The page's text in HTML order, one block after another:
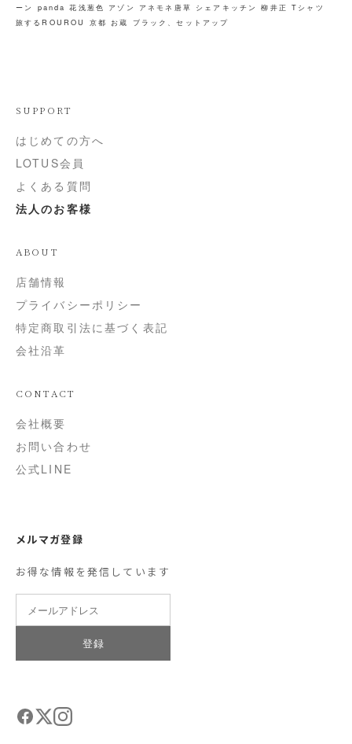
ーン
panda 花浅葱色 アゾン アネモネ唐草 シェアキッチン 柳井正 Tシャツ
旅するROUROU 京都 お蔵
ブラック、セットアップ
SUPPORT
はじめての方へ
LOTUS会員
よくある質問
法人のお客様
ABOUT
店舗情報
プライバシーポリシー
特定商取引法に基づく表記
会社沿革
CONTACT
会社概要
お問い合わせ
公式LINE
メルマガ登録
お得な情報を発信しています
登録